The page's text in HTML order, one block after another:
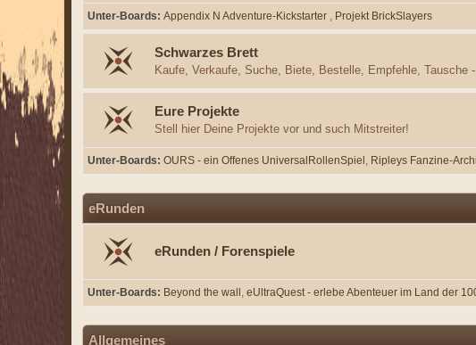
Unter-Boards Appendix N Adventure-Kickstarter Projekt BrickSlayers
Schwarzes Brett
Kaufe, Verkaufe, Suche, Biete, Bestelle, Empfehle, Tausche
Eure Projekte
Stell hier Deine Projekte vor und such Mitstreiter!
Unter-Boards OURS - ein Offenes UniversalRollenSpiel Ripleys Fanzine-
eRunden
eRunden / Forenspiele
Unter-Boards Beyond the wall eUltraQuest - erlebe Abenteuer im Land der
Allgemeines